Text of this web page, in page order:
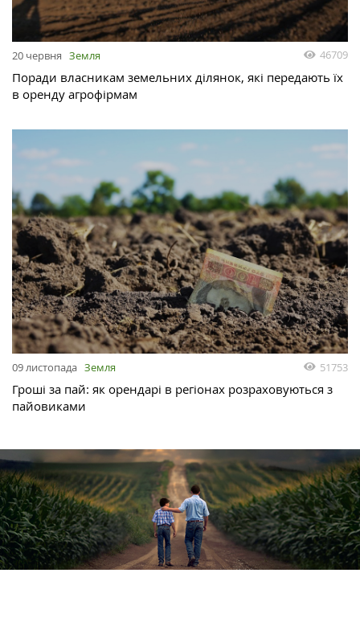
20 червня Земля 46709
Поради власникам земельних ділянок, які передають їх
в оренду агрофірмам
09 листопада Земля 51753
Гроші за пай: як орендарі в регіонах розраховуються з
пайовиками